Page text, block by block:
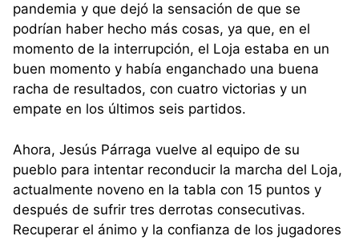
pandemia y que dejó la sensación de que se
podrían haber hecho más cosas, ya que, en el
momento de la interrupción, el Loja estaba en un
buen momento y había enganchado una buena
racha de resultados, con cuatro victorias y un
empate en los últimos seis partidos.
Ahora, Jesús Párraga vuelve al equipo de su
pueblo para intentar reconducir la marcha del Loja,
actualmente noveno en la tabla con 15 puntos y
después de sufrir tres derrotas consecutivas.
Recuperar el ánimo y la confianza de los jugadores